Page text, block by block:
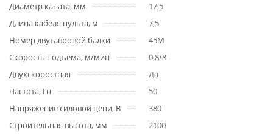
Диаметр каната, мм
17,5
Длина кабеля пульта, м
7,5
Номер двутавровой балки
45М
Скорость подъема, м/мин
0,8/8
Двухскоростная
Да
Частота, Гц
50
Напряжение силовой цепи, В
380
Строительная высота, мм
2100